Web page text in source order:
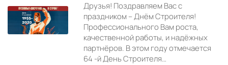
Друзья! Поздравляем Вас с
праздником – Днём Строителя!
Профессионального Вам роста,
качественной работы, и надёжных
партнёров. В этом году отмечается
64 -й День Строителя…